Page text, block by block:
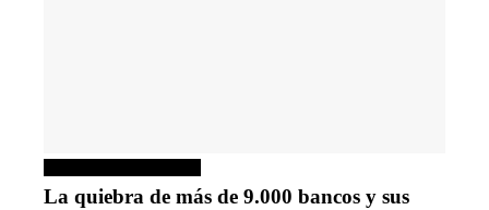
La quiebra de más de 9.000 bancos y sus